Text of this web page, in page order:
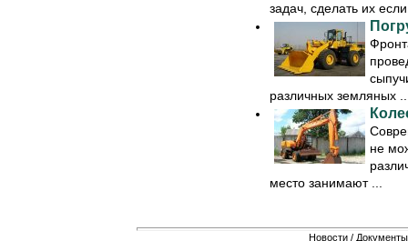
задач, сделать их
различных земляных
не
место занимают ...
Новости / Документы